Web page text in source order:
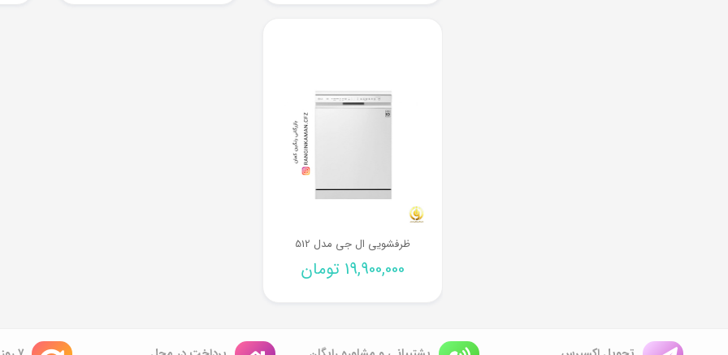
ظرفشویی ال جی مدل 512
19,900,000 تومان